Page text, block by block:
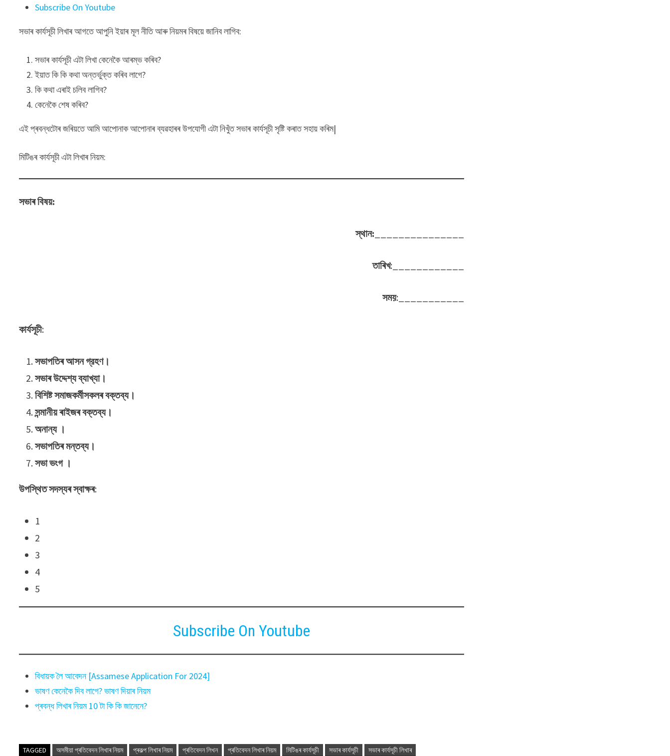
Subscribe On Youtube
সভাৰ কাৰ্যসূচী লিখাৰ আগতে আপুনি ইয়াৰ মূল নীতি আৰু নিয়মৰ বিষয়ে জানিব লাগিব:
সভাৰ কাৰ্যসূচী এটা লিখা কেনেকৈ আৰম্ভ কৰিব?
ইয়াত কি কি কথা অন্তৰ্ভুক্ত কৰিব লাগে?
কি কথা এৰাই চলিব লাগিব?
কেনেকৈ শেষ কৰিব?
এই প্ৰবন্ধটোৰ জৰিয়তে আমি আপোনাক আপোনাৰ ব্যৱহাৰৰ উপযোগী এটা নিখুঁত সভাৰ কাৰ্যসূচী সৃষ্টি কৰাত সহায় কৰিম|
মিটিঙৰ কাৰ্যসূচী এটা লিখাৰ নিয়ম:
সভাৰ বিষয়:
স্থান:
তাৰিখ:____________
সময়:___________
কাৰ্যসূচী:
সভাপতিৰ আসন গ্রহণ।
সভাৰ উদ্দেশ্য ব্যাখ্যা।
বিশিষ্ট সমাজকৰ্মীসকলৰ বক্তব্য।
সন্মানীয় ৰাইজৰ বক্তব্য।
অনান্য ।
সভাপতিৰ মন্তব্য।
সভা ভংগ ।
উপস্থিত সদস্যৰ স্বাক্ষৰ:
1
2
3
4
5
Subscribe On Youtube
বিধায়ক লৈ আবেদন [Assamese Application For 2024]
ভাষণ কেনেকৈ দিব লাগে? ভাষণ দিয়াৰ নিয়ম
প্ৰবন্ধ লিখাৰ নিয়ম 10 টা কি কি জানেনে?
TAGGED অসমীয়া প্ৰতিবেদন লিখাৰ নিয়ম প্ৰকল্প লিখাৰ নিয়ম প্ৰতিবেদন লিখন প্ৰতিবেদন লিখাৰ নিয়ম মিটিঙৰ কাৰ্যসূচী সভাৰ কাৰ্যসূচী
সভাৰ কাৰ্যসূচী লিখাৰ